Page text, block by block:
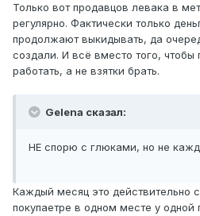
Только вот продавцов левака в
регулярно. Фактически только
продолжают выкидывать, да
создали. И всё вместо того, чтобы
работать, а не взятки брать.
Gelena сказал:
НЕ спорю с глюками, но не
Каждый месяц это действительно
покупаетре в одном месте у одной